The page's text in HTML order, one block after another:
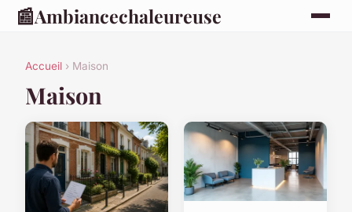
📰Ambiancechaleureuse
Accueil › Maison
Maison